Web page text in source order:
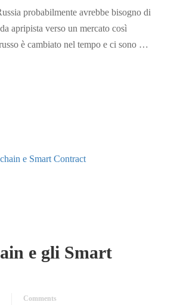
probabilmente avrebbe bisogno di
apripista verso un mercato così
è cambiato nel tempo e ci sono …
e gli Smart
Comments